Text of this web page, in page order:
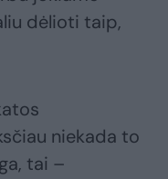
dėlioti taip,
niekada to
tai –